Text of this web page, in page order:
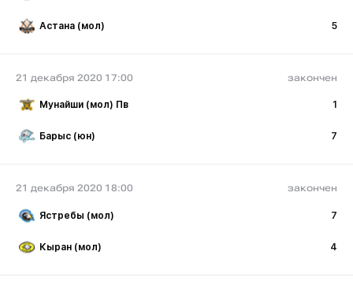
Астана (мол) 5
21 декабря 2020 17:00 закончен
Мунайши (мол) Пв 1
Барыс (юн) 7
21 декабря 2020 18:00 закончен
Ястребы (мол) 7
Кыран (мол) 4